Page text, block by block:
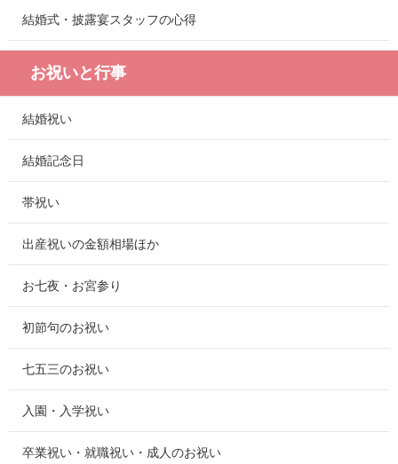
結婚式・披露宴スタッフの心得
お祝いと行事
結婚祝い
結婚記念日
帯祝い
出産祝いの金額相場ほか
お七夜・お宮参り
初節句のお祝い
七五三のお祝い
入園・入学祝い
卒業祝い・就職祝い・成人のお祝い